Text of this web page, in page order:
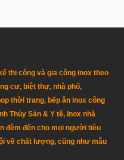
thi công và gia công inox theo
cư, biệt thự, nhà phố,
thời trang, bếp ăn inox công
Thủy Sản & Y tế, Inox nhà
đêm đến cho mọi người tiêu
về chất lượng, cũng như mẫu